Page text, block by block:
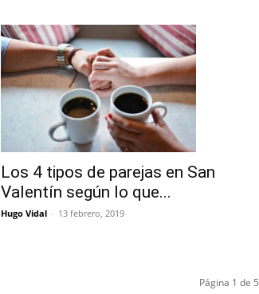
Los 4 tipos de parejas en San
Valentín según lo que...
Hugo Vidal - 13 febrero, 2019
Página 1 de 5